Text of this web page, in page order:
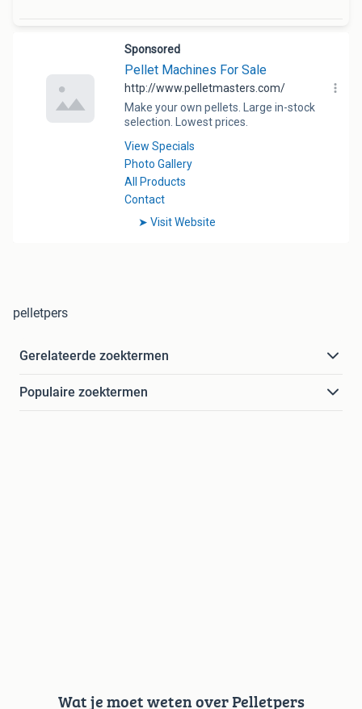
pelletpers
Gerelateerde zoektermen
Populaire zoektermen
Wat je moet weten over Pelletpers